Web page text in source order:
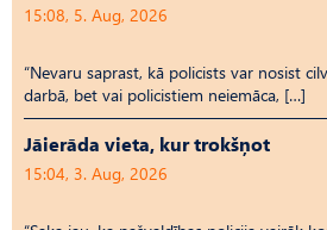
15:08, 5. Aug, 2026
“Nevaru saprast, kā policists var nosist
darbā, bet vai policistiem neiemāca, […]
Jāierāda vieta, kur trokšņot
15:04, 3. Aug, 2026